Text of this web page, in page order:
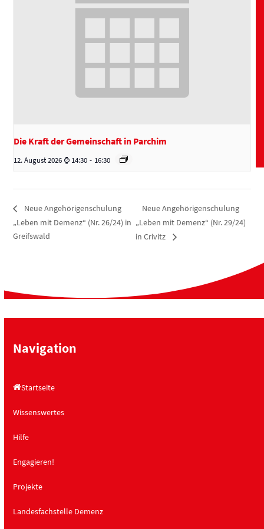
Die Kraft der Gemeinschaft in Parchim
12. August 2026 ⌚ 14:30 - 16:30
Neue Angehörigenschulung
„Leben mit Demenz“ (Nr. 26/24) in
Greifswald
Neue Angehörigenschulung
„Leben mit Demenz“ (Nr. 29/24)
in Crivitz
Navigation
Startseite
Wissenswertes
Hilfe
Engagieren!
Projekte
Landesfachstelle Demenz